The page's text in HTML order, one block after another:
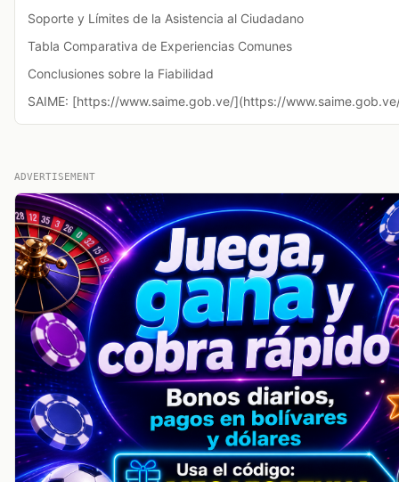
Soporte y Límites de la Asistencia al Ciudadano
Tabla Comparativa de Experiencias Comunes
Conclusiones sobre la Fiabilidad
SAIME: [https://www.saime.gob.ve/](https://
ADVERTISEMENT